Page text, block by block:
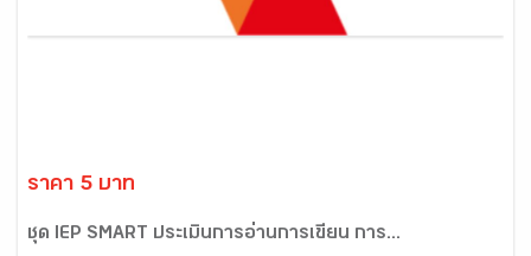
ราคา 5 บาท
ชุด IEP SMART ประเมินการอ่านการเขียน การ...